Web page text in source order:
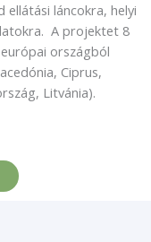
láncokra, helyi
A projektet 8
országból
Ciprus,
Litvánia).